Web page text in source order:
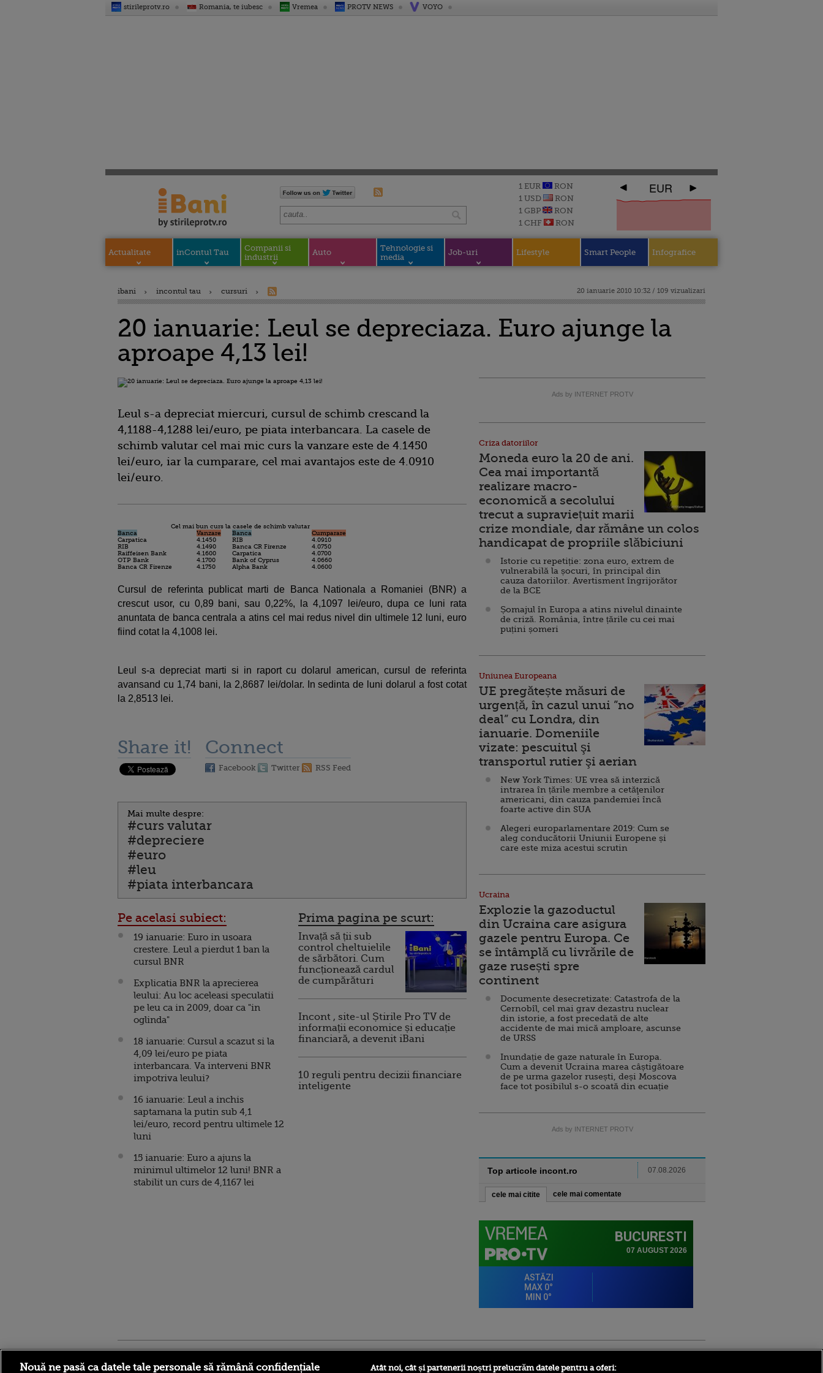
stirileprotv.ro Romania, te iubesc Vremea PROTV NEWS VOYO
1 EUR
RON
1 USD
RON
1 GBP
RON
1 CHF
RON
EUR
Actualitate inContul Tau
Companii si
industrii
Auto
Tehnologie si
media
Job-uri Lifestyle Smart People Infografice
ibani incontul tau cursuri 20 ianuarie 2010 10:32 / 109 vizualizari
20 ianuarie: Leul se depreciaza. Euro ajunge la
aproape 4,13 lei!
Leul s-a depreciat miercuri, cursul de schimb crescand la
4,1188-4,1288 lei/euro, pe piata interbancara. La casele de
schimb valutar cel mai mic curs la vanzare este de 4.1450
lei/euro, iar la cumparare, cel mai avantajos este de 4.0910
lei/euro.
Cel mai bun curs la casele de schimb valutar
Banca
Vanzare Banca
Cumparare
Carpatica
4.1450 RIB
4.0910
RIB
4.1490 Banca CR Firenze
4.0750
Raiffeisen Bank
4.1600 Carpatica
4.0700
OTP Bank
4.1700 Bank of Cyprus
4.0660
Banca CR Firenze
4.1750 Alpha Bank 4.0600
Cursul de referinta publicat marti de Banca Nationala a Romaniei (BNR) a
crescut usor, cu 0,89 bani, sau 0,22%, la 4,1097 lei/euro, dupa ce luni rata
anuntata de banca centrala a atins cel mai redus nivel din ultimele 12 luni, euro
fiind cotat la 4,1008 lei.
Leul s-a depreciat marti si in raport cu dolarul american, cursul de referinta
avansand cu 1,74 bani, la 2,8687 lei/dolar. In sedinta de luni dolarul a fost cotat
la 2,8513 lei.
Share it! Connect
Facebook Twitter RSS Feed
Mai multe despre:
#curs valutar
#depreciere
#euro
#leu
#piata interbancara
Pe acelasi subiect:
19 ianuarie: Euro in usoara
crestere. Leul a pierdut 1 ban la
cursul BNR
Explicatia BNR la aprecierea
leului: Au loc aceleasi speculatii
pe leu ca in 2009, doar ca "in
oglinda"
18 ianuarie: Cursul a scazut si la
4,09 lei/euro pe piata
interbancara. Va interveni BNR
impotriva leului?
16 ianuarie: Leul a inchis
saptamana la putin sub 4,1
lei/euro, record pentru ultimele 12
luni
15 ianuarie: Euro a ajuns la
minimul ultimelor 12 luni! BNR a
stabilit un curs de 4,1167 lei
Prima pagina pe scurt:
Invață să ții sub
control cheltuielile
de sărbători. Cum
funcționează cardul
de cumpărături
Incont , site-ul Știrile Pro TV de
informații economice și educație
financiară, a devenit iBani
10 reguli pentru decizii financiare
inteligente
Ads by INTERNET PROTV
Criza datoriilor
Moneda euro la 20 de ani.
Cea mai importantă
realizare macro-
economică a secolului
trecut a supraviețuit marii
crize mondiale, dar rămâne un colos
handicapat de propriile slăbiciuni
Istorie cu repetiție: zona euro, extrem de
vulnerabilă la șocuri, în principal din
cauza datoriilor. Avertisment îngrijorător
de la BCE
Șomajul în Europa a atins nivelul dinainte
de criză. România, între țările cu cei mai
puțini șomeri
Uniunea Europeana
UE pregătește măsuri de
urgență, în cazul unui ”no
deal” cu Londra, din
ianuarie. Domeniile
vizate: pescuitul şi
transportul rutier şi aerian
New York Times: UE vrea să interzică
intrarea în țările membre a cetăţenilor
americani, din cauza pandemiei încă
foarte active din SUA
Alegeri europarlamentare 2019: Cum se
aleg conducătorii Uniunii Europene și
care este miza acestui scrutin
Ucraina
Explozie la gazoductul
din Ucraina care asigura
gazele pentru Europa. Ce
se întâmplă cu livrările de
gaze rusești spre
continent
Documente desecretizate: Catastrofa de la
Cernobîl, cel mai grav dezastru nuclear
din istorie, a fost precedată de alte
accidente de mai mică amploare, ascunse
de URSS
Inundație de gaze naturale în Europa.
Cum a devenit Ucraina marea câștigătoare
de pe urma gazelor rusești, deși Moscova
face tot posibilul s-o scoată din ecuație
Ads by INTERNET PROTV
Top articole incont.ro 07.08.2026
cele mai citite cele mai comentate
Nouă ne pasă ca datele tale personale să rămână confidențiale Atât noi, cât și partenerii noștri prelucrăm datele pentru a oferi: